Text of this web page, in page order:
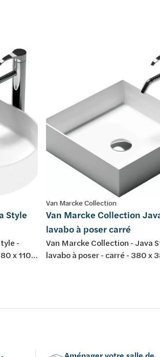
Style
-
x 110
Van Marcke Collection
Van Marcke Collection
lavabo à poser carré
Van Marcke Collection - Java
lavabo à poser - carré - 380 x